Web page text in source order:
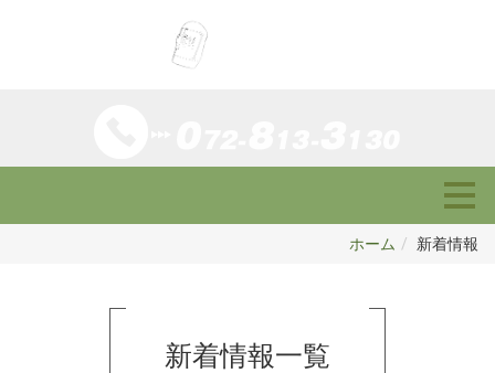
ホーム 新着情報
新着情報一覧